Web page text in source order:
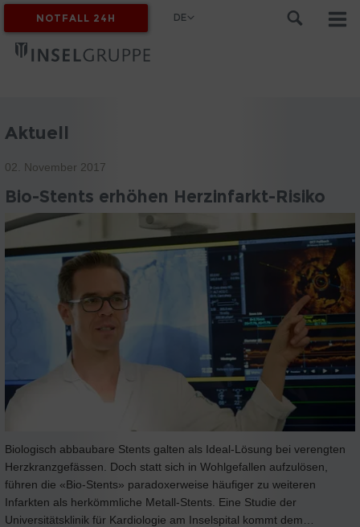
MYINSEL
NOTFALL 24H DE
Aktuell
02. November 2017
Bio-Stents erhöhen Herzinfarkt-Risiko
Biologisch abbaubare Stents galten als Ideal-Lösung bei verengten
Herzkranzgefässen. Doch statt sich in Wohlgefallen aufzulösen,
führen die «Bio-Stents» paradoxerweise häufiger zu weiteren
Infarkten als herkömmliche Metall-Stents. Eine Studie der
Universitätsklinik für Kardiologie am Inselspital kommt dem…